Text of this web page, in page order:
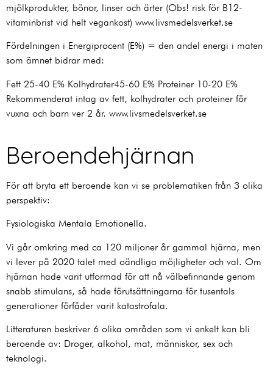
mjölkprodukter, bönor, linser och ärter (Obs! risk för B12-
vitaminbrist vid helt vegankost) www.livsmedelsverket.se
Fördelningen i Energiprocent (E%) = den andel energi i maten
som ämnet bidrar med:
Fett 25-40 E% Kolhydrater45-60 E% Proteiner 10-20 E%
Rekommenderat intag av fett, kolhydrater och proteiner för
vuxna och barn ver 2 år. www.livsmedelsverket.se
Beroendehjärnan
För att bryta ett beroende kan vi se problematiken från 3 olika
perspektiv:
Fysiologiska Mentala Emotionella.
Vi går omkring med ca 120 miljoner år gammal hjärna, men
vi lever på 2020 talet med oändliga möjligheter och val. Om
hjärnan hade varit utformad för att nå välbefinnande genom
snabb stimulans, så hade förutsättningarna för tusentals
generationer förfäder varit katastrofala.
Litteraturen beskriver 6 olika områden som vi enkelt kan bli
beroende av: Droger, alkohol, mat, människor, sex och
teknologi.